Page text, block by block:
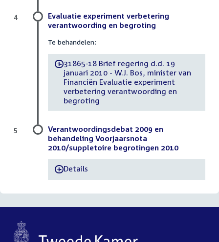
Evaluatie experiment verbetering
verantwoording en begroting
Te behandelen:
-31865-18 Brief regering d.d. 19
januari 2010 - W.J. Bos, minister van
Financiën Evaluatie experiment
verbetering verantwoording en
begroting
4
Verantwoordingsdebat 2009 en
behandeling Voorjaarsnota
2010/suppletoire begrotingen 2010
-Details
5